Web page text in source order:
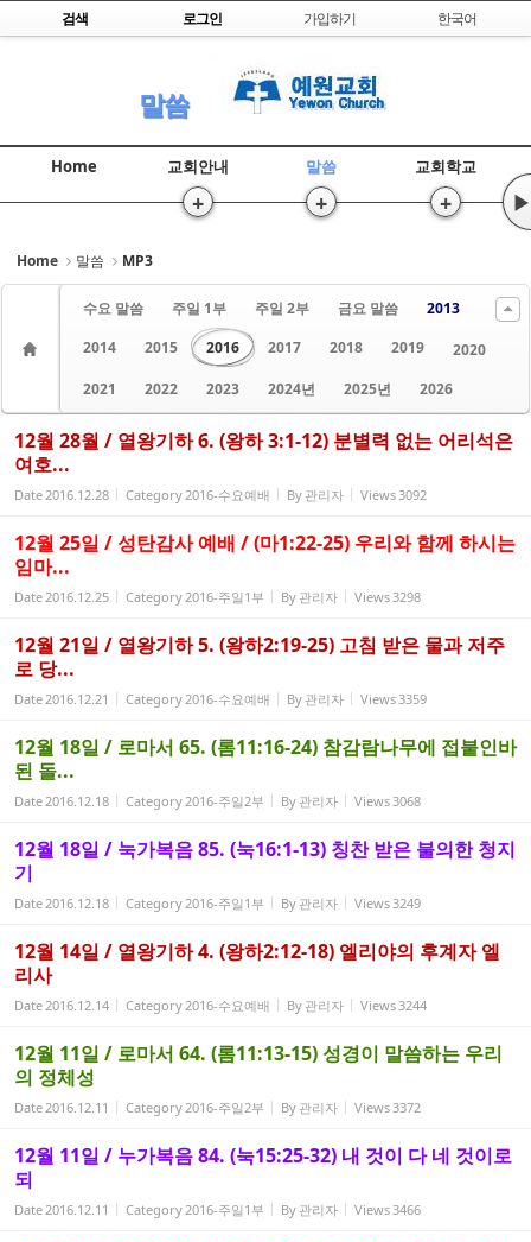
Skip to content
검색 로그인 가입하기 한국어
말씀
Home 교회안내
+
말씀
+
교회학교
+ ▶
Home 말씀 MP3
수요 말씀 주일 1부 주일 2부 금요 말씀
2013
2014
2015 2016 2017 2018 2019
2020
2021
2022 2023 2024년 2025년 2026
12월 28월 / 열왕기하 6. (왕하 3:1-12) 분별력 없는 어리석은
여호...
Date2016.12.28 Category2016-수요예배 By 관리자 Views3092
12월 25일 / 성탄감사 예배 / (마1:22-25) 우리와 함께 하시는
임마...
Date2016.12.25 Category2016-주일1부 By 관리자 Views3298
12월 21일 / 열왕기하 5. (왕하2:19-25) 고침 받은 물과 저주
로 당...
Date2016.12.21 Category2016-수요예배 By 관리자 Views3359
12월 18일 / 로마서 65. (롬11:16-24) 참감람나무에 접붙인바
된 돌...
Date2016.12.18 Category2016-주일2부 By 관리자 Views3068
12월 18일 / 눅가복음 85. (눅16:1-13) 칭찬 받은 불의한 청지
기
Date2016.12.18 Category2016-주일1부 By 관리자 Views3249
12월 14일 / 열왕기하 4. (왕하2:12-18) 엘리야의 후계자 엘
리사
Date2016.12.14 Category2016-수요예배 By 관리자 Views3244
12월 11일 / 로마서 64. (롬11:13-15) 성경이 말씀하는 우리
의 정체성
Date2016.12.11 Category2016-주일2부 By 관리자 Views3372
12월 11일 / 누가복음 84. (눅15:25-32) 내 것이 다 네 것이로
되
Date2016.12.11 Category2016-주일1부 By 관리자 Views3466
Sketchbook5, 스케치북5
Sketchbook5, 스케치북5